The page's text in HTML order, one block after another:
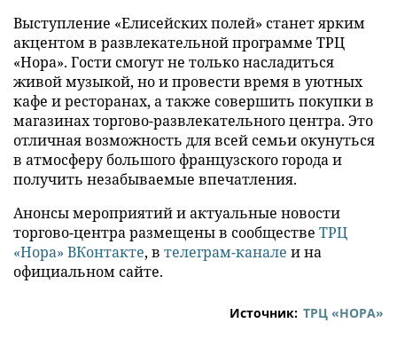
Выступление «Елисейских полей» станет ярким
акцентом в развлекательной программе ТРЦ
«Нора». Гости смогут не только насладиться
живой музыкой, но и провести время в уютных
кафе и ресторанах, а также совершить покупки в
магазинах торгово-развлекательного центра. Это
отличная возможность для всей семьи окунуться
в атмосферу большого французского города и
получить незабываемые впечатления.
Анонсы мероприятий и актуальные новости
торгово-центра размещены в сообществе ТРЦ
«Нора» ВКонтакте, в телеграм-канале и на
официальном сайте.
Источник: ТРЦ «НОРА»